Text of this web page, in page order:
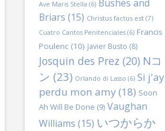
Ave Maris Stella (6) Bushes and
Briars (15) Christus factus est(7)
Cuatro Cantos Penitenciales(6) Francis
Poulenc(10) Javier Busto (8)
Josquin des Prez (20) Nコ
ン (23) Orlando di Lasso (6) Si j'ay
perdu mon amy(18) Soon
Ah Will Be Done (9) Vaughan
Williams (15) いつからか